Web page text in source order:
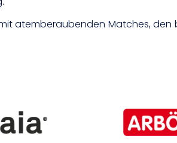
atemberaubenden Matches, den